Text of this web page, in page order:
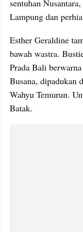
sentuhan
Lampung dan
Esther Geraldine
bawah wastra.
Prada Bali
Busana, dipadukan
Wahyu Temurun.
Batak.